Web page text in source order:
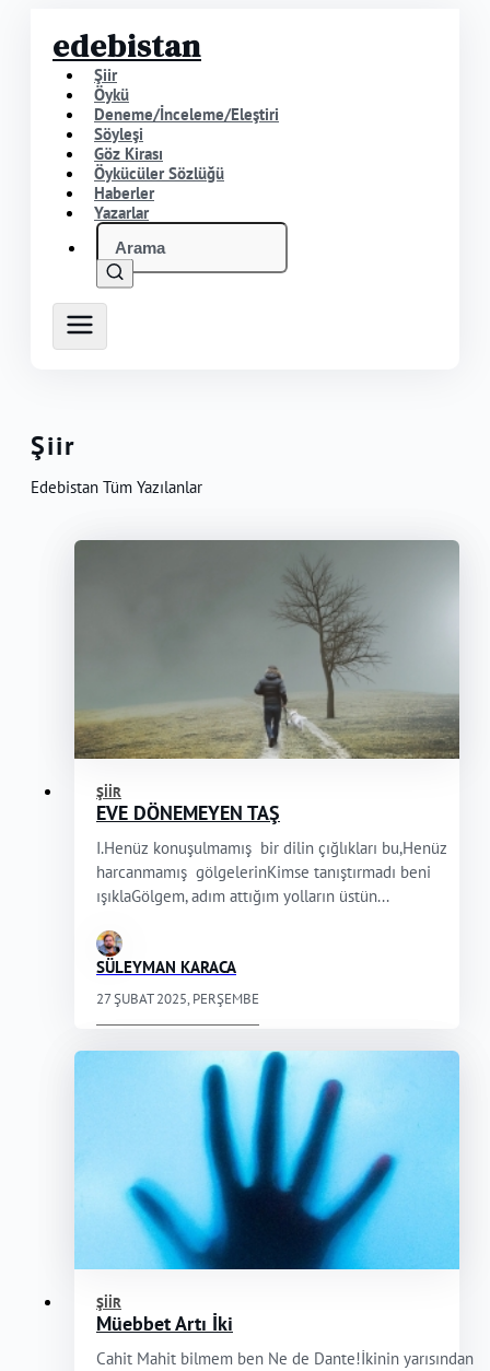
edebistan
Şiir
Öykü
Deneme/İnceleme/Eleştiri
Söyleşi
Göz Kirası
Öykücüler Sözlüğü
Haberler
Yazarlar
Şiir
Edebistan Tüm Yazılanlar
ŞIIR
EVE DÖNEMEYEN TAŞ
I.Henüz konuşulmamış bir dilin çığlıkları bu,Henüz
harcanmamış gölgelerinKimse tanıştırmadı beni
ışıklaGölgem, adım attığım yolların üstün...
SÜLEYMAN KARACA
27 ŞUBAT 2025, PERŞEMBE
ŞIIR
Müebbet Artı İki
Cahit Mahit bilmem ben Ne de Dante!İkinin yarısından